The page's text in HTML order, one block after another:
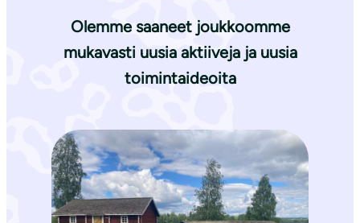
Olemme saaneet joukkoomme
mukavasti uusia aktiiveja ja uusia
toimintaideoita